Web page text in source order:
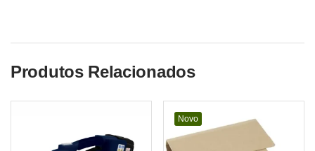
Produtos Relacionados
Novo